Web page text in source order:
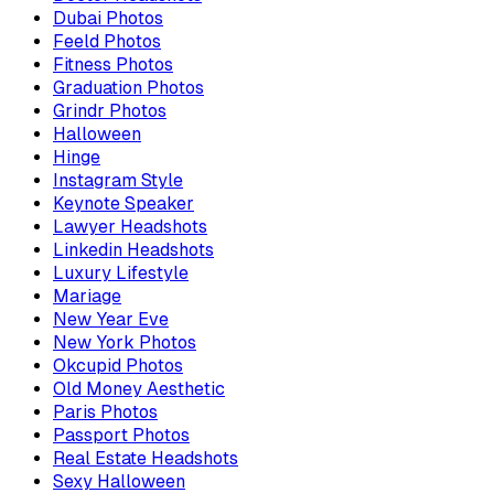
Dubai Photos
Feeld Photos
Fitness Photos
Graduation Photos
Grindr Photos
Halloween
Hinge
Instagram Style
Keynote Speaker
Lawyer Headshots
Linkedin Headshots
Luxury Lifestyle
Mariage
New Year Eve
New York Photos
Okcupid Photos
Old Money Aesthetic
Paris Photos
Passport Photos
Real Estate Headshots
Sexy Halloween